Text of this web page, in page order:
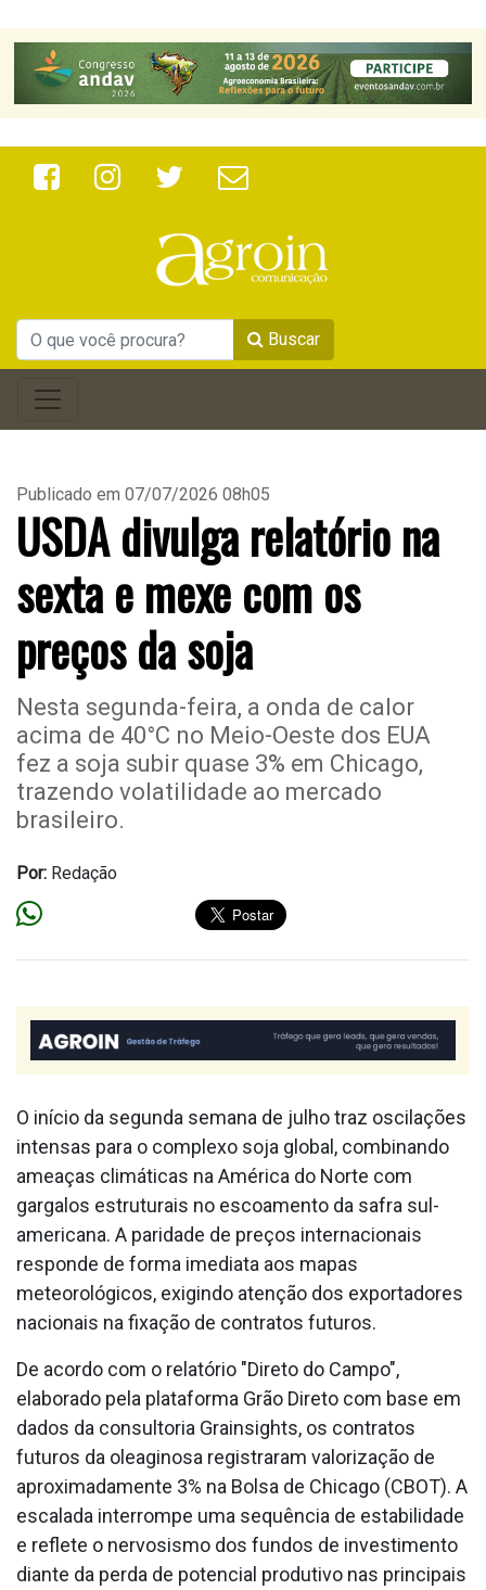
Buscar
Publicado em 07/07/2026 08h05
USDA divulga relatório na
sexta e mexe com os
preços da soja
Nesta segunda-feira, a onda de calor
acima de 40°C no Meio-Oeste dos EUA
fez a soja subir quase 3% em Chicago,
trazendo volatilidade ao mercado
brasileiro.
Por: Redação
O início da segunda semana de julho traz oscilações
intensas para o complexo soja global, combinando
ameaças climáticas na América do Norte com
gargalos estruturais no escoamento da safra sul-
americana. A paridade de preços internacionais
responde de forma imediata aos mapas
meteorológicos, exigindo atenção dos exportadores
nacionais na fixação de contratos futuros.
De acordo com o relatório "Direto do Campo",
elaborado pela plataforma Grão Direto com base em
dados da consultoria Grainsights, os contratos
futuros da oleaginosa registraram valorização de
aproximadamente 3% na Bolsa de Chicago (CBOT). A
escalada interrompe uma sequência de estabilidade
e reflete o nervosismo dos fundos de investimento
diante da perda de potencial produtivo nas principais